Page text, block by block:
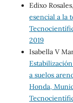
Edixo Rosales,
esencial a la
2019
Isabella V
a suelos
Honda,